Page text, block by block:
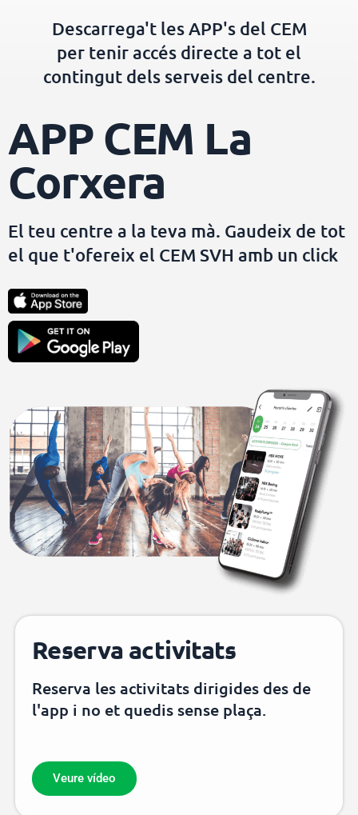
Descarrega't les APP's del CEM
per tenir accés directe a tot el
contingut dels serveis del centre.
APP CEM La
Corxera
El teu centre a la teva mà. Gaudeix de tot
el que t'ofereix el CEM SVH amb un click
Reserva activitats
Reserva les activitats dirigides des de
l'app i no et quedis sense plaça.
Veure vídeo